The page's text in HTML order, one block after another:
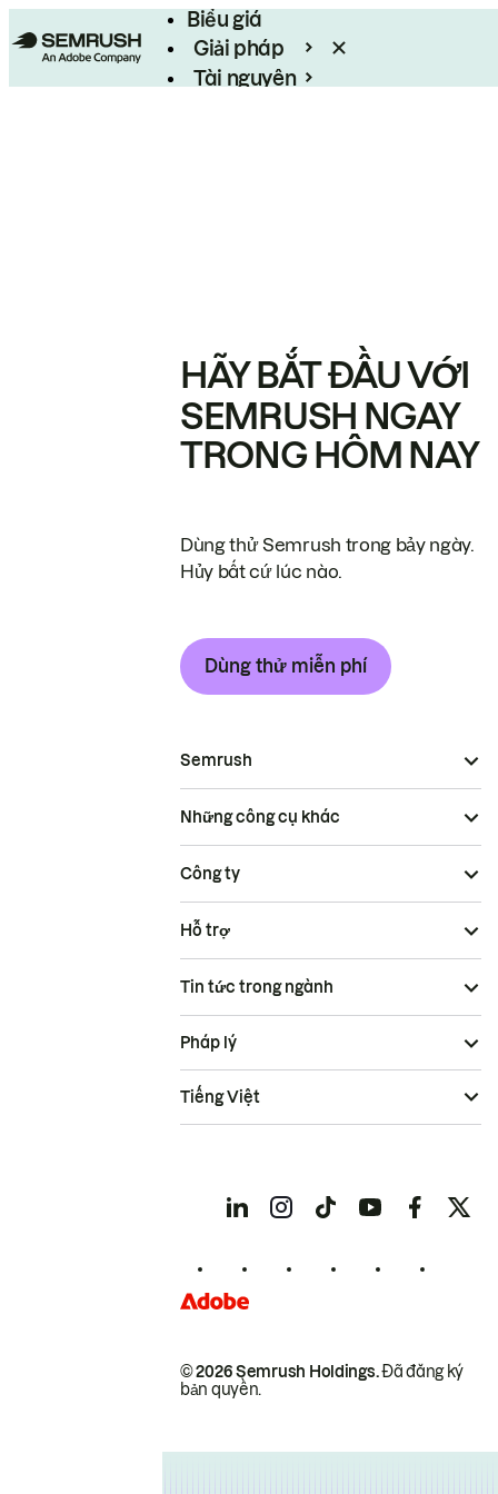
Biểu giá
Giải pháp
Tài nguyên
HÃY BẮT ĐẦU VỚI
SEMRUSH NGAY
TRONG HÔM NAY
Dùng thử Semrush trong bảy ngày.
Hủy bất cứ lúc nào.
Dùng thử miễn phí
Semrush
Những công cụ khác
Công ty
Hỗ trợ
Tin tức trong ngành
© 2026 Semrush Holdings.Đã đăng ký
bản quyền.
Pháp lý
Tiếng Việt